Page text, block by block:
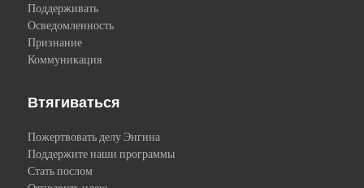
Поддерживать
Осведомленность
Признание
Коммуникация
Втягиваться
Пожертвовать делу Энгина
Поддержите наши программы
Стать послом